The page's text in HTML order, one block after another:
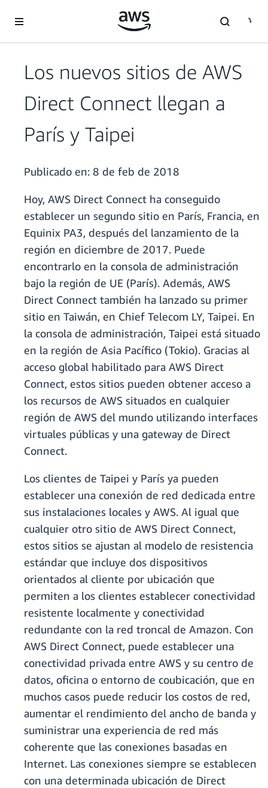
Los nuevos sitios de AWS
Direct Connect llegan a
París y Taipei
Publicado en: 8 de feb de 2018
Hoy, AWS Direct Connect ha conseguido
establecer un segundo sitio en París, Francia, en
Equinix PA3, después del lanzamiento de la
región en diciembre de 2017. Puede
encontrarlo en la consola de administración
bajo la región de UE (París). Además, AWS
Direct Connect también ha lanzado su primer
sitio en Taiwán, en Chief Telecom LY, Taipei. En
la consola de administración, Taipei está situado
en la región de Asia Pacífico (Tokio). Gracias al
acceso global habilitado para AWS Direct
Connect, estos sitios pueden obtener acceso a
los recursos de AWS situados en cualquier
región de AWS del mundo utilizando interfaces
virtuales públicas y una gateway de Direct
Connect.
Los clientes de Taipei y París ya pueden
establecer una conexión de red dedicada entre
sus instalaciones locales y AWS. Al igual que
cualquier otro sitio de AWS Direct Connect,
estos sitios se ajustan al modelo de resistencia
estándar que incluye dos dispositivos
orientados al cliente por ubicación que
permiten a los clientes establecer conectividad
resistente localmente y conectividad
redundante con la red troncal de Amazon. Con
AWS Direct Connect, puede establecer una
conectividad privada entre AWS y su centro de
datos, oficina o entorno de coubicación, que en
muchos casos puede reducir los costos de red,
aumentar el rendimiento del ancho de banda y
suministrar una experiencia de red más
coherente que las conexiones basadas en
Internet. Las conexiones siempre se establecen
con una determinada ubicación de Direct